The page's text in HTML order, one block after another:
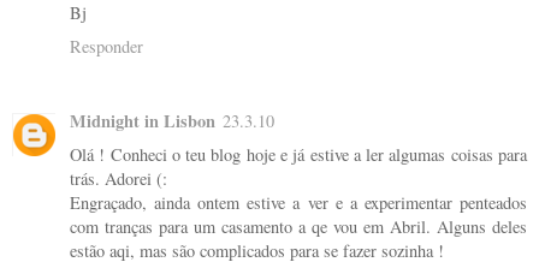
Bj
Responder
Midnight in Lisbon 23.3.10
Olá ! Conheci o teu blog hoje e já estive a ler algumas coisas para
trás. Adorei (:
Engraçado, ainda ontem estive a ver e a experimentar penteados
com tranças para um casamento a qe vou em Abril. Alguns deles
estão aqi, mas são complicados para se fazer sozinha !